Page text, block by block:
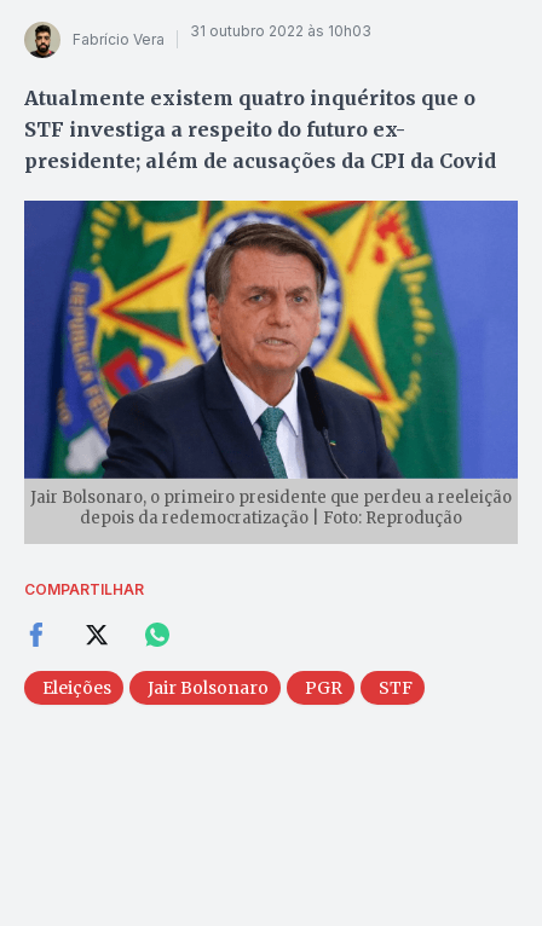
Fabrício Vera 31 outubro 2022 às 10h03
Atualmente existem quatro inquéritos que o
STF investiga a respeito do futuro ex-
presidente; além de acusações da CPI da Covid
Jair Bolsonaro, o primeiro presidente que perdeu a reeleição
depois da redemocratização | Foto: Reprodução
COMPARTILHAR
Eleições Jair Bolsonaro PGR STF